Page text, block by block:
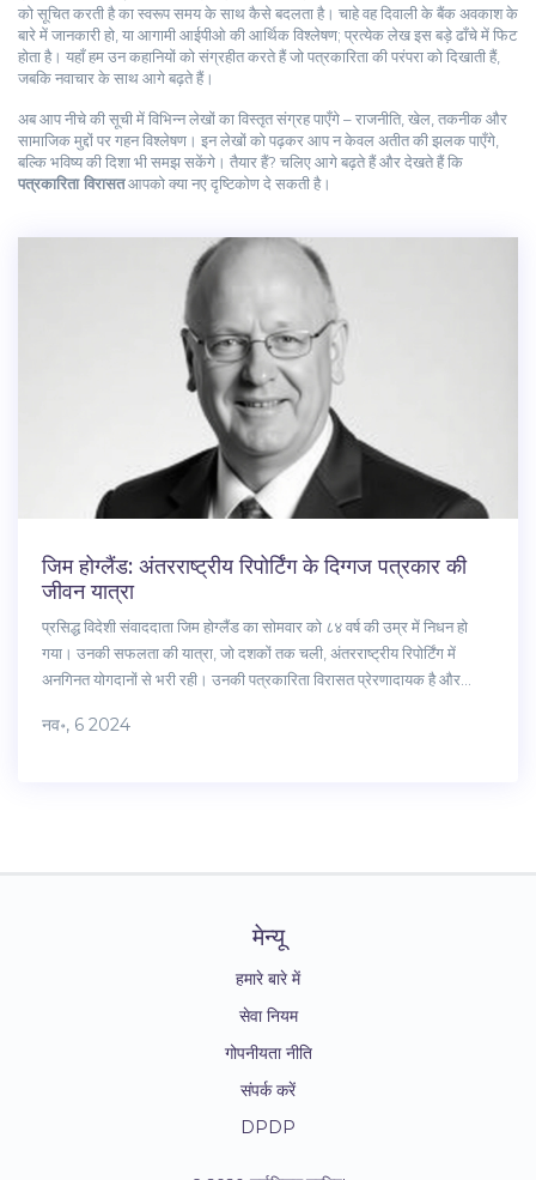
को सूचित करती हैका स्वरूप समय के साथ कैसे बदलता है। चाहे वह दिवाली के बैंक अवकाश के
बारे में जानकारी हो, या आगामी आईपीओ की आर्थिक विश्लेषण; प्रत्येक लेख इस बड़े ढाँचे में फिट
होता है। यहाँ हम उन कहानियों को संग्रहीत करते हैं जो पत्रकारिता की परंपरा को दिखाती हैं,
जबकि नवाचार के साथ आगे बढ़ते हैं।
अब आप नीचे की सूची में विभिन्न लेखों का विस्तृत संग्रह पाएँगे – राजनीति, खेल, तकनीक और
सामाजिक मुद्दों पर गहन विश्लेषण। इन लेखों को पढ़कर आप न केवल अतीत की झलक पाएँगे,
बल्कि भविष्य की दिशा भी समझ सकेंगे। तैयार हैं? चलिए आगे बढ़ते हैं और देखते हैं कि
पत्रकारिता विरासतआपको क्या नए दृष्टिकोण दे सकती है।
जिम होग्लैंड: अंतरराष्ट्रीय रिपोर्टिंग के दिग्गज पत्रकार की
जीवन यात्रा
प्रसिद्ध विदेशी संवाददाता जिम होग्लैंड का सोमवार को ८४ वर्ष की उम्र में निधन हो
गया। उनकी सफलता की यात्रा, जो दशकों तक चली, अंतरराष्ट्रीय रिपोर्टिंग में
अनगिनत योगदानों से भरी रही। उनकी पत्रकारिता विरासत प्रेरणादायक है और
बनाती है।नव॰, 6 2024
मेन्यू
हमारे बारे में
सेवा नियम
गोपनीयता नीति
संपर्क करें
DPDP